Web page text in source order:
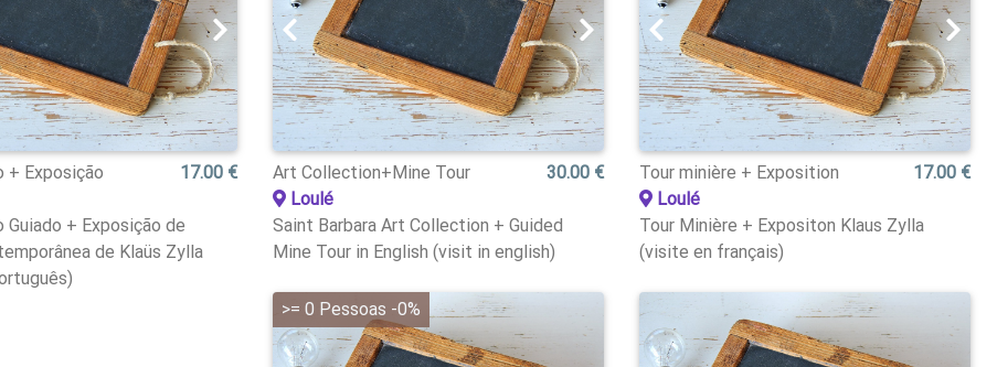
+ Exposição
17.00 €
Guiado + Exposição de
de Klaüs Zylla
Art Collection+Mine Tour
30.00 €
Loulé
Saint Barbara Art Collection + Guided
Mine Tour in English (visit in english)
Tour minière + Exposition
17.00 €
Loulé
Tour Minière + Expositon Klaus Zylla
(visite en français)
>= 0 Pessoas -0%